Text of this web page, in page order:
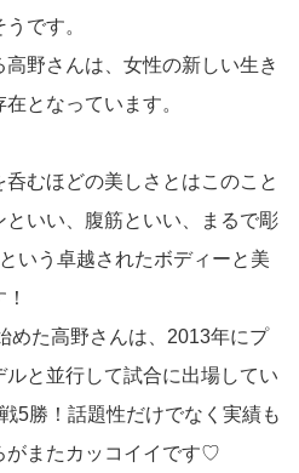
です。
野さんは、女性の新しい生き
となっています。
むほどの美しさとはこのこと
いい、腹筋といい、まるで彫
いう卓越されたボディーと美
めた高野さんは、2013年にプ
ルと並行して試合に出場してい
5勝！話題性だけでなく実績も
がまたカッコイイです♡